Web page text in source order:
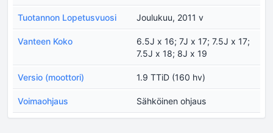
Tuotannon Lopetusvuosi Joulukuu, 2011 v
Vanteen Koko
6.5J x 16; 7J x 17; 7.5J x 17;
7.5J x 18; 8J x 19
Versio (moottori) 1.9 TTiD (160 hv)
Voimaohjaus Sähköinen ohjaus